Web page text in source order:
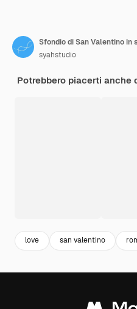
Sfondio di San Valentino in
syahstudio
Potrebbero piacerti anche
love san valentino